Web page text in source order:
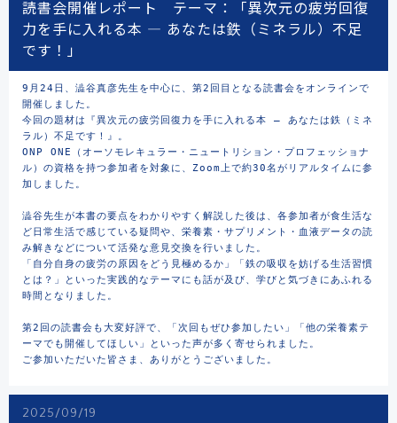
読書会開催レポート テーマ：「異次元の疲労回復
力を手に入れる本 ― あなたは鉄（ミネラル）不足
です！」
9月24日、澁谷真彦先生を中心に、第2回目となる読書会をオンラインで
開催しました。
今回の題材は『異次元の疲労回復力を手に入れる本 ― あなたは鉄（ミネ
ラル）不足です！』。
ONP ONE（オーソモレキュラー・ニュートリション・プロフェッショナ
ル）の資格を持つ参加者を対象に、Zoom上で約30名がリアルタイムに参
加しました。
澁谷先生が本書の要点をわかりやすく解説した後は、各参加者が食生活な
ど日常生活で感じている疑問や、栄養素・サプリメント・血液データの読
み解きなどについて活発な意見交換を行いました。
「自分自身の疲労の原因をどう見極めるか」「鉄の吸収を妨げる生活習慣
とは？」といった実践的なテーマにも話が及び、学びと気づきにあふれる
時間となりました。
第2回の読書会も大変好評で、「次回もぜひ参加したい」「他の栄養素テ
ーマでも開催してほしい」といった声が多く寄せられました。
ご参加いただいた皆さま、ありがとうございました。
2025/09/19